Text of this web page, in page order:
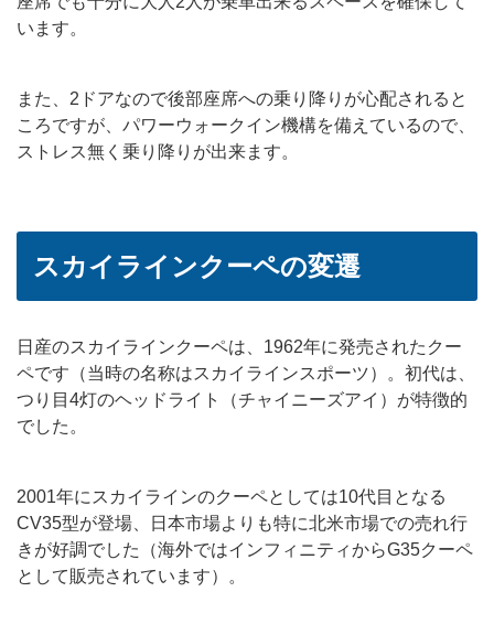
います。
また、2ドアなので後部座席への乗り降りが心配されると
ころですが、パワーウォークイン機構を備えているので、
ストレス無く乗り降りが出来ます。
スカイラインクーペの変遷
日産のスカイラインクーペは、1962年に発売されたクー
ペです（当時の名称はスカイラインスポーツ）。初代は、
つり目4灯のヘッドライト（チャイニーズアイ）が特徴的
でした。
2001年にスカイラインのクーペとしては10代目となる
CV35型が登場、日本市場よりも特に北米市場での売れ行
きが好調でした（海外ではインフィニティからG35クーペ
として販売されています）。